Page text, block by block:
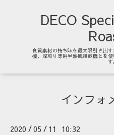
DECO
良質素材の持ち味を最大限引き出
機、深煎り専用半熱風焙煎機とを
す。
インフォ
2020 /05 / 11 10:32